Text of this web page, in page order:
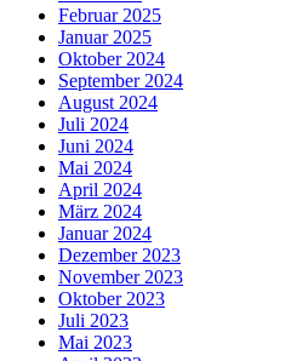
Februar 2025
Januar 2025
Oktober 2024
September 2024
August 2024
Juli 2024
Juni 2024
Mai 2024
April 2024
März 2024
Januar 2024
Dezember 2023
November 2023
Oktober 2023
Juli 2023
Mai 2023